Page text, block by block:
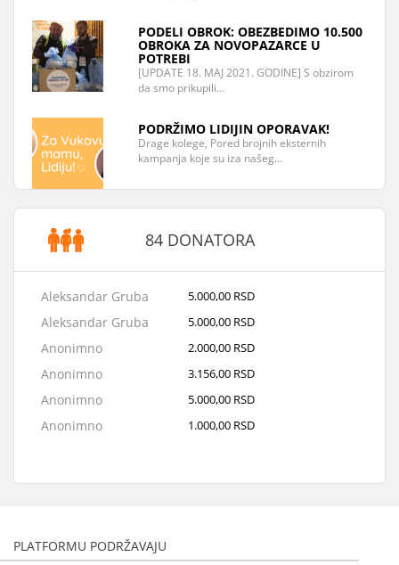
PODELI OBROK: OBEZBEDIMO 10.500
OBROKA ZA NOVOPAZARCE U
POTREBI
[UPDATE 18. MAJ 2021. GODINE] S obzirom
da smo prikupili…
PODRŽIMO LIDIJIN OPORAVAK!
Drage kolege, Pored brojnih eksternih
kampanja koje su iza našeg…
84 DONATORA
Aleksandar Gruba 5.000,00 RSD
Aleksandar Gruba 5.000,00 RSD
Anonimno 2.000,00 RSD
Anonimno 3.156,00 RSD
Anonimno 5.000,00 RSD
Anonimno 1.000,00 RSD
Miloš Ljubinković
PLATFORMU PODRŽAVAJU